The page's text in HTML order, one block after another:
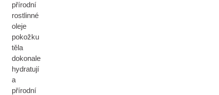
přírodní
rostlinné
oleje
pokožku
těla
dokonale
hydratují
a
přírodní